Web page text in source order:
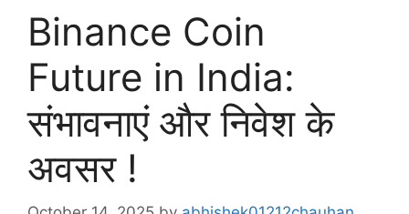
Binance Coin
Future in India:
संभावनाएं और निवेश के
अवसर !